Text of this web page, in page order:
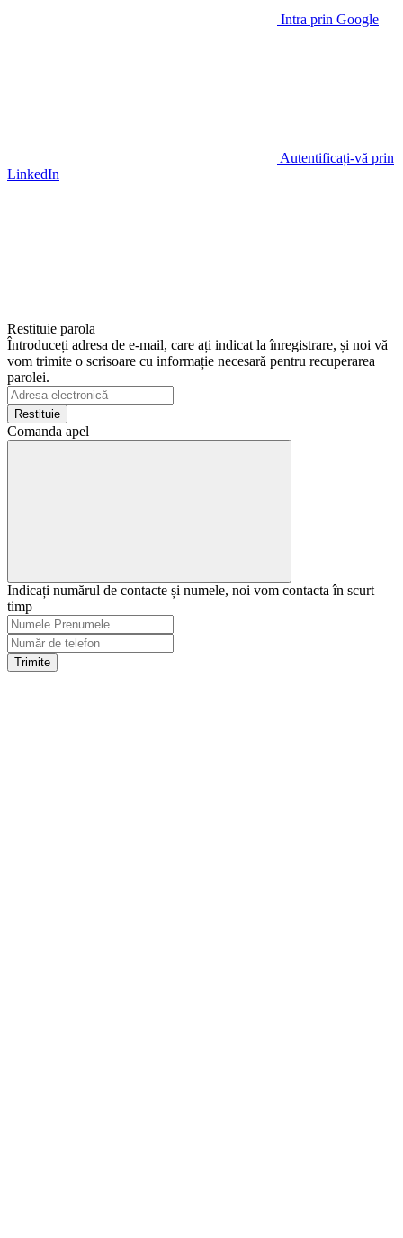
Intra prin Google
Autentificați-vă prin
LinkedIn
Restituie parola
Întroduceți adresa de e-mail, care ați indicat la înregistrare, și noi vă
vom trimite o scrisoare cu informație necesară pentru recuperarea
parolei.
Restituie
Comanda apel
Indicați numărul de contacte și numele, noi vom contacta în scurt
timp
Trimite